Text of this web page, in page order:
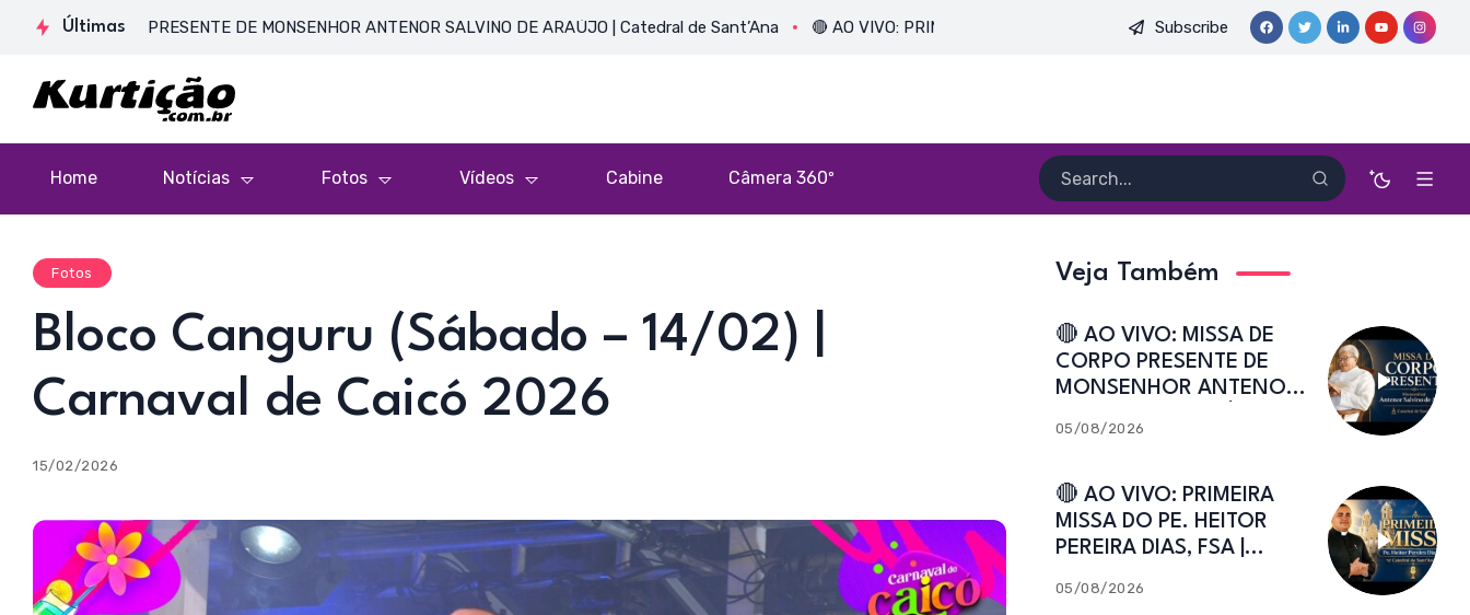
Últimas
CORPO PRESENTE DE MONSENHOR ANTENOR SALVINO DE ARAÚJO | Catedral de Sant’Ana 🔴 AO VIVO: PRIMEIRA MISSA DO PE. HEITOR PEREIRA DIAS, FSA | Catedral de Sant’Ana |
Subscribe
Home Notícias Fotos Vídeos Cabine Câmera 360º
Fotos
Bloco Canguru (Sábado – 14/02) |
Carnaval de Caicó 2026
15/02/2026
Veja Também
🔴 AO VIVO: MISSA DE
CORPO PRESENTE DE
MONSENHOR ANTENOR
Catedral de Sant’Ana
05/08/2026
🔴 AO VIVO: PRIMEIRA
MISSA DO PE. HEITOR
PEREIRA DIAS, FSA |
Caicó-RN
05/08/2026